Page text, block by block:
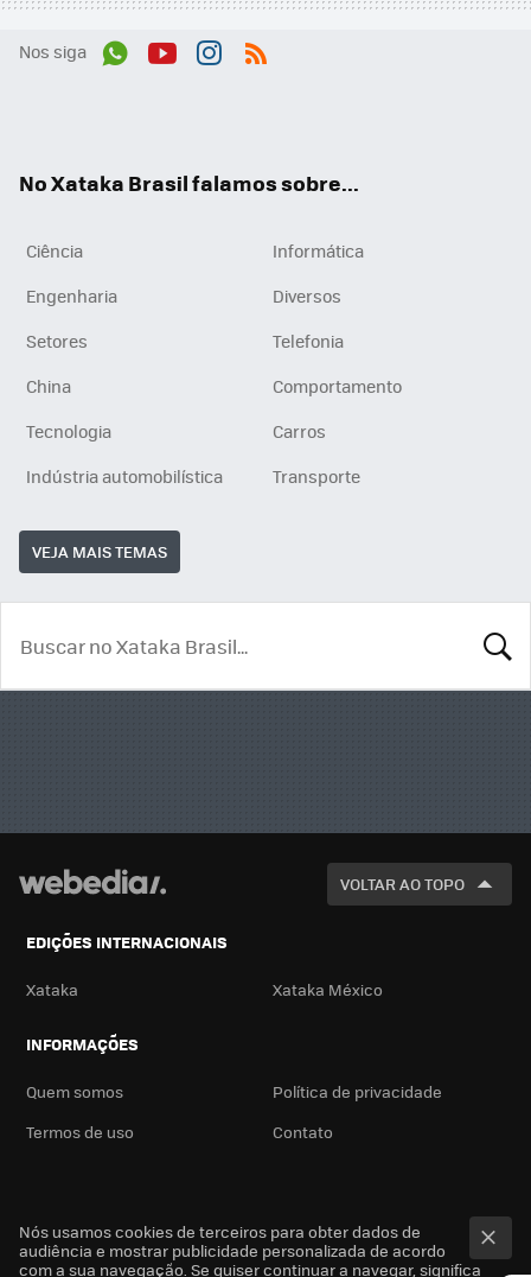
Nos siga
No Xataka Brasil falamos sobre...
Ciência
Informática
Engenharia
Diversos
Setores
Telefonia
China
Comportamento
Tecnologia
Carros
Indústria automobilística
Transporte
VEJA MAIS TEMAS
VOLTAR AO TOPO
EDIÇÕES INTERNACIONAIS
Xataka Xataka México
INFORMAÇÕES
Quem somos
Política de privacidade
Termos de uso
Contato
Nós usamos cookies de terceiros para obter dados de
audiência e mostrar publicidade personalizada de acordo
com a sua navegação. Se quiser continuar a navegar, significa